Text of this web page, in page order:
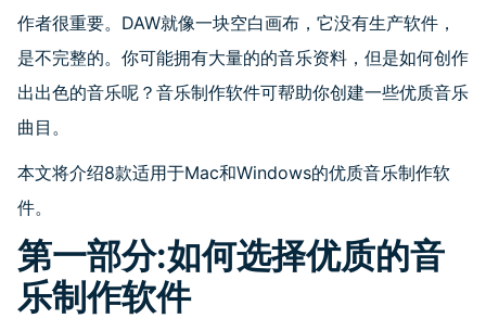
作者很重要。 DAW就像一块空白画布，它没有生产软件，
是不完整的。你可能拥有大量的的音乐资料，但是如何创作
出出色的音乐呢？音乐制作软件可帮助你创建一些优质音乐
曲目。
本文将介绍8款适用于Mac和Windows的优质音乐制作软
件。
第一部分:如何选择优质的音
乐制作软件